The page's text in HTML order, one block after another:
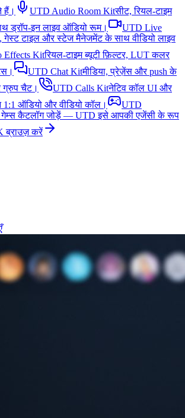
हैं।
UTD Audio Room Kitसीट, रियल-टाइम
ड्रॉप-इन लाइव ऑडियो रूम।
UTD Live
गेस्ट टाइल और स्टेज मैनेजमेंट के साथ वीडियो लाइव
Effects Kitरियल-टाइम ब्यूटी फ़िल्टर, LUT कलर
UTD Chat Kitमीडिया, प्रेज़ेंस और push के
ग्रुप चैट।
UTD Calls Kitनेटिव कॉल UI और
ऑडियो और वीडियो कॉल।
UTD
गेम्स कैटलॉग जोड़ें — UTD इसे आपकी एजेंसी के रूप
ब्राउज़ करें